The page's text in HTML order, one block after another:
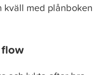
kväll med plånboken